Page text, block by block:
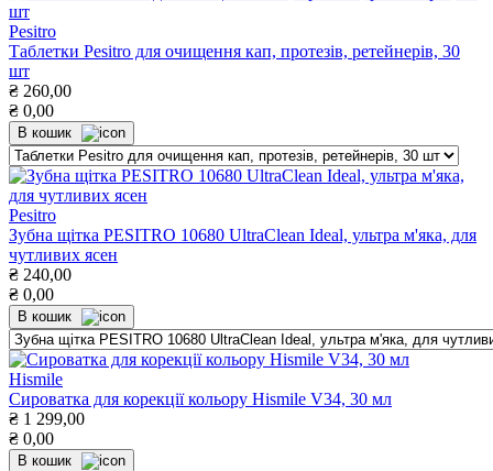
Pesitro
Таблетки Pesitro для очищення кап, протезів, ретейнерів, 30
шт
₴ 260,00
₴ 0,00
В кошик
Pesitro
Зубна щітка PESITRO 10680 UltraСlean Ideal, ультра м'яка, для
чутливих ясен
₴ 240,00
₴ 0,00
В кошик
Hismile
Сироватка для корекції кольору Hismile V34, 30 мл
₴ 1 299,00
₴ 0,00
В кошик